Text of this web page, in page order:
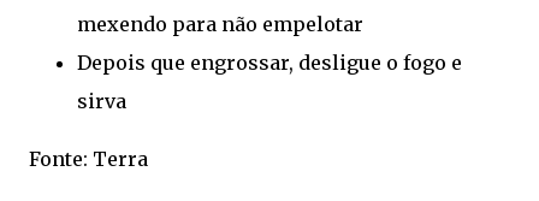
mexendo para não empelotar
Depois que engrossar, desligue o fogo e
sirva
Fonte: Terra